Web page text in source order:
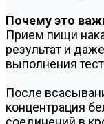
Почему это
Прием пищи
результат и
выполнения
После
концентрация